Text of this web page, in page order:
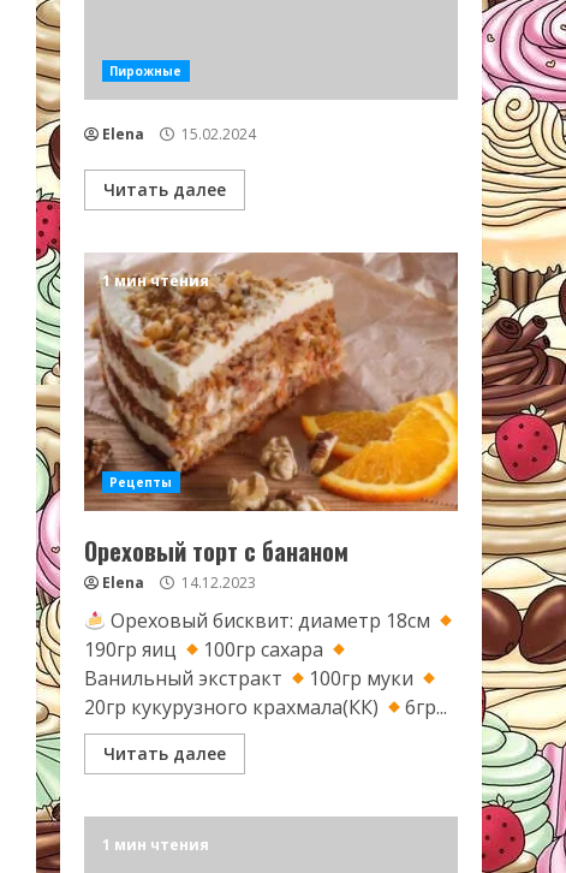
Пирожные
Elena 15.02.2024
Читать далее
1 мин чтения
Рецепты
Ореховый торт с бананом
Elena 14.12.2023
Ореховый бисквит: диаметр 18см
190гр яиц
100гр сахара
Ванильный экстракт
100гр муки
20гр кукурузного крахмала(КК)
6гр...
Читать далее
1 мин чтения